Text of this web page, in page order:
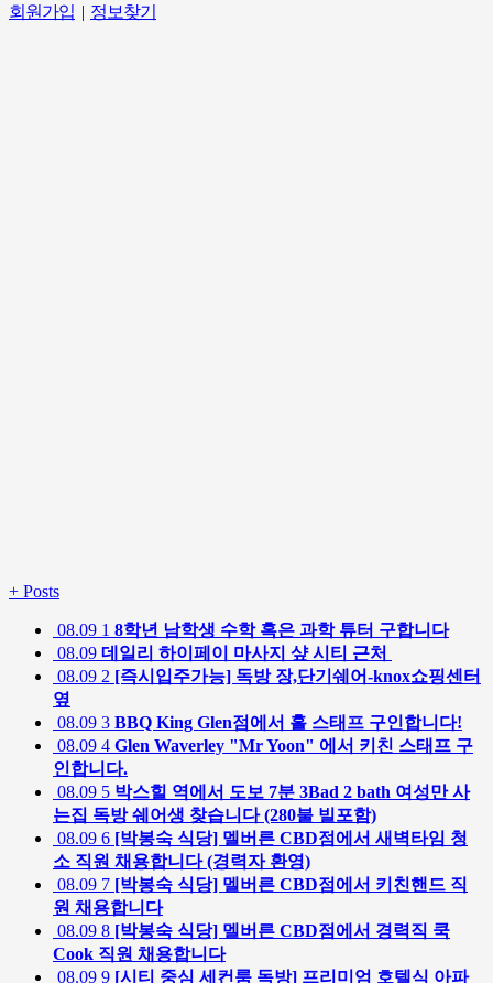
회원가입 | 정보찾기
+ Posts
08.09 1 8학년 남학생 수학 혹은 과학 튜터 구합니다
08.09 데일리 하이페이 마사지 샾 시티 근처
08.09 2 [즉시입주가능] 독방 장,단기쉐어-knox쇼핑센터
옆
08.09 3 BBQ King Glen점에서 홀 스태프 구인합니다!
08.09 4 Glen Waverley "Mr Yoon" 에서 키친 스태프 구
인합니다.
08.09 5 박스힐 역에서 도보 7분 3Bad 2 bath 여성만 사
는집 독방 쉐어생 찾습니다 (280불 빌포함)
08.09 6 [박봉숙 식당] 멜버른 CBD점에서 새벽타임 청
소 직원 채용합니다 (경력자 환영)
08.09 7 [박봉숙 식당] 멜버른 CBD점에서 키친핸드 직
원 채용합니다
08.09 8 [박봉숙 식당] 멜버른 CBD점에서 경력직 쿡
Cook 직원 채용합니다
08.09 9 [시티 중심 세컨룸 독방] 프리미엄 호텔식 아파